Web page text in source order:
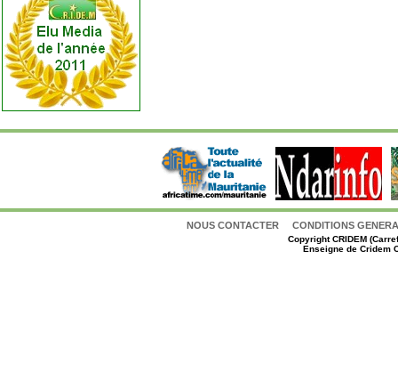
NOUS CONTACTER CONDITIONS
CopyrightCRIDEM
Enseigne de Cridem